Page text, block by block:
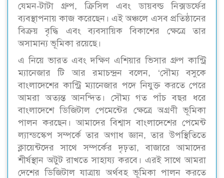
যেমন-টাটা গ্রুপ, ক্রিসিল এবং ডায়বল্ড নিক্সডর্ফের
ব্যবস্থাপনায় কাজ করেছেন। এই অঞ্চলে এসব প্রতিষ্ঠানের
বিক্রয় বৃদ্ধি এবং ব্যবসায়িক বিকাশের ক্ষেত্রে তার
অসামান্য ভূমিকা রয়েছে।
এ নিয়ে ভারত এবং দক্ষিণ এশিয়ার ভিসার গ্রুপ কান্ট্রি
ম্যানেজার টি আর রমাচন্দ্রন বলেন, ‘সৌম্য বসুকে
বাংলাদেশের কান্ট্রি ম্যানেজার পদে নিযুক্ত করতে পেরে
আমরা অত্যন্ত আনন্দিত। সৌম্য গত পাঁচ বছর ধরে
বাংলাদেশে ডিজিটাল পেমেন্টের ক্ষেত্রে অগ্রণী ভূমিকা
পালন করছেন। আমাদের বিশ্বাস বাংলাদেশের পেমেন্ট
ল্যান্ডস্কেপ সম্পর্কে তার অগাধ জ্ঞান, তার উপস্থিতিতে
ক্লায়েন্টদের সাথে সম্পর্কের দৃঢ়তা, বাজারে আমাদের
শীর্ষস্থান অটুট রাখতে সাহায্য করবে। এরই সাথে আমরা
দেশের ডিজিটাল যাত্রায় অর্থবহ ভূমিকা পালন করতে